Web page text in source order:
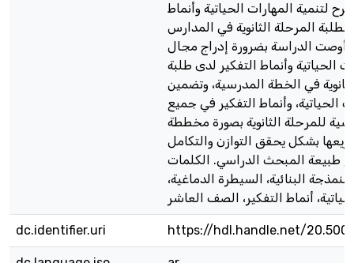
لتنمية المهارات الحياتية وأنماط
لطلبة المرحلة الثانوية في المدارس
أوصت الدراسة بضرورة إدراج مجال
الحياتية وأنماط التفكير لدى طلبة
في الخطة المدرسية، وتضمين
الحياتية، وأنماط التفكير في جميع
للمرحلة الثانوية بصورة مخططة
بشكل يحقق التوازن والتكامل
طبيعة المبحث الدراسي. الكلمات
البنائية، السيطرة الدماغية،
dc.identifier.uri https://hdl.handle.net/